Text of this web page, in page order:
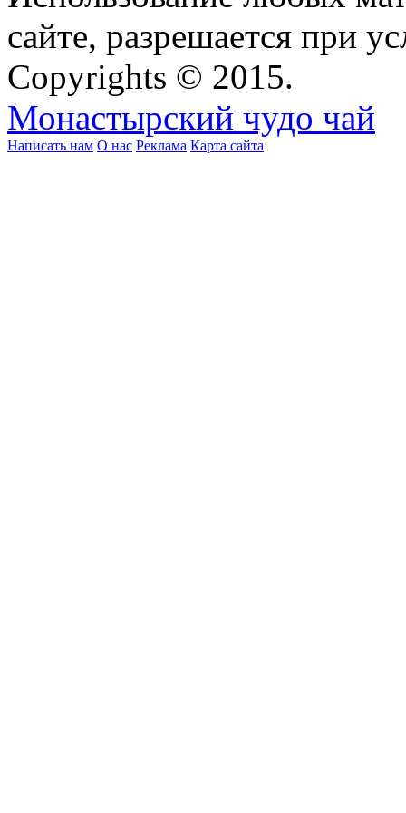
сайте, разрешается при
Copyrights © 2015.
Монастырский чудо чай
Написать нам О нас Реклама Карта сайта